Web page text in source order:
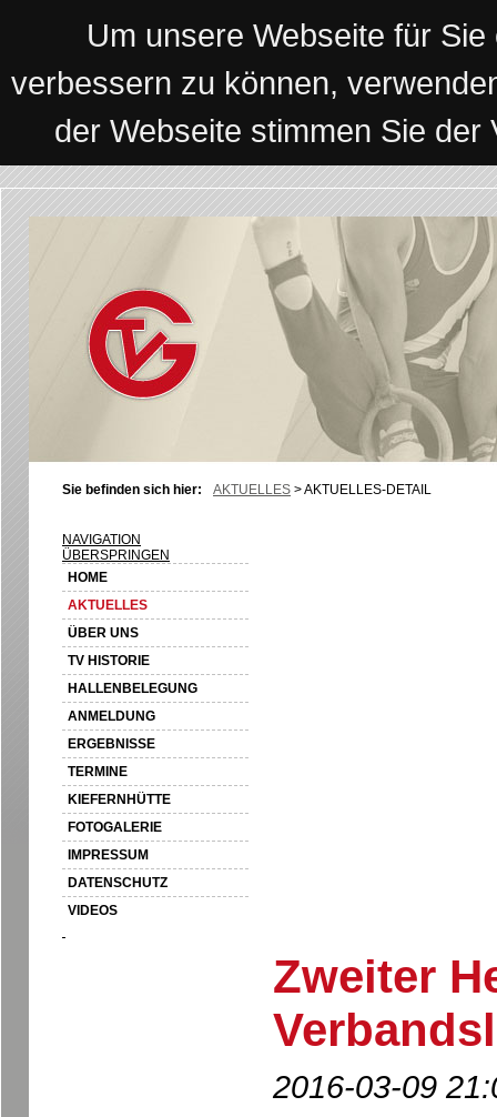
Um unsere Webseite für
verbessern zu können,
der Webseite stimmen Sie
Sie befinden sich hier: AKTUELLES >AKTUELLES-DETAIL
NAVIGATION
ÜBERSPRINGEN
HOME
AKTUELLES
ÜBER UNS
TV HISTORIE
HALLENBELEGUNG
ANMELDUNG
ERGEBNISSE
TERMINE
KIEFERNHÜTTE
FOTOGALERIE
IMPRESSUM
DATENSCHUTZ
VIDEOS
Zweiter
2016-03-09